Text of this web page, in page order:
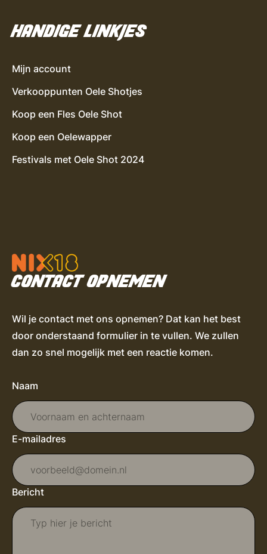
HANDIGE LINKJES
Mijn account
Verkooppunten Oele Shotjes
Koop een Fles Oele Shot
Koop een Oelewapper
Festivals met Oele Shot 2024
CONTACT OPNEMEN
Wil je contact met ons opnemen? Dat kan het best
door onderstaand formulier in te vullen. We zullen
dan zo snel mogelijk met een reactie komen.
Naam
E-mailadres
Bericht